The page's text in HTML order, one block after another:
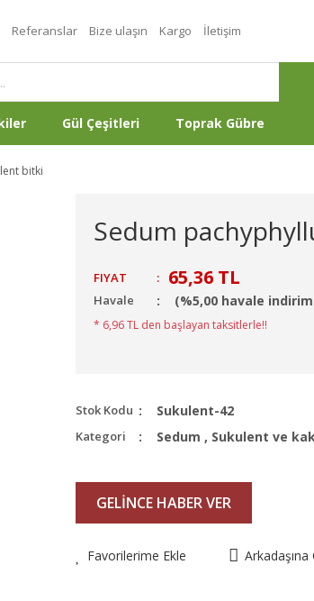
Referanslar Bize ulaşın Kargo İletişim
Gül Çeşitleri Toprak Gübre
bitki
Sedum
FIYAT : 65,36 TL
Havale (%5,00 havale
* 6,96 TL den başlayan taksitlerle!!
Stok Kodu Sukulent-42
Kategori Sedum , Sukulent ve
GELİNCE HABER VER
Favorilerime Ekle Arkadaşına